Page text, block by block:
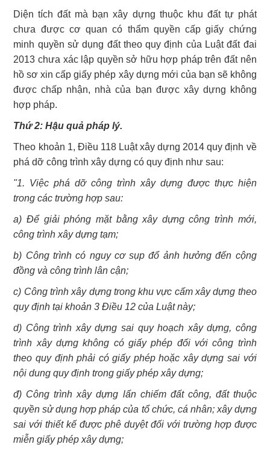
Diện tích đất mà bạn xây dựng thuộc khu đất tự phát
chưa được cơ quan có thẩm quyền cấp giấy chứng
minh quyền sử dụng đất theo quy định của Luật đất đai
2013 chưa xác lập quyền sở hữu hợp pháp trên đất nên
hồ sơ xin cấp giấy phép xây dựng mới của bạn sẽ không
được chấp nhận, nhà của bạn được xây dựng không
hợp pháp.
Thứ 2: Hậu quả pháp lý.
Theo khoản 1, Điều 118 Luật xây dựng 2014 quy định về
phá dỡ công trình xây dựng có quy định như sau:
"1. Việc phá dỡ công trình xây dựng được thực hiện
trong các trường hợp sau:
a) Để giải phóng mặt bằng xây dựng công trình mới,
công trình xây dựng tạm;
b) Công trình có nguy cơ sụp đổ ảnh hưởng đến cộng
đồng và công trình lân cận;
c) Công trình xây dựng trong khu vực cấm xây dựng theo
quy định tại khoản 3 Điều 12 của Luật này;
d) Công trình xây dựng sai quy hoạch xây dựng, công
trình xây dựng không có giấy phép đối với công trình
theo quy định phải có giấy phép hoặc xây dựng sai với
nội dung quy định trong giấy phép xây dựng;
đ) Công trình xây dựng lấn chiếm đất công, đất thuộc
quyền sử dụng hợp pháp của tổ chức, cá nhân; xây dựng
sai với thiết kế được phê duyệt đối với trường hợp được
miễn giấy phép xây dựng;